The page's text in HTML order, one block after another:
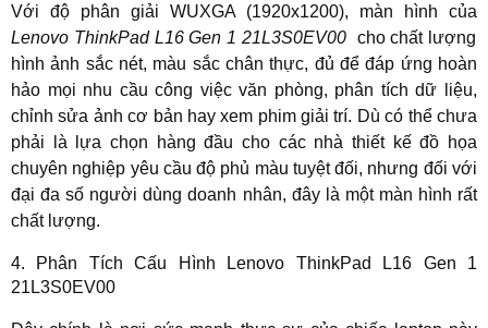
Với độ phân giải WUXGA (1920x1200), màn hình của
Lenovo ThinkPad L16 Gen 1 21L3S0EV00 cho chất lượng
hình ảnh sắc nét, màu sắc chân thực, đủ để đáp ứng hoàn
hảo mọi nhu cầu công việc văn phòng, phân tích dữ liệu,
chỉnh sửa ảnh cơ bản hay xem phim giải trí. Dù có thể chưa
phải là lựa chọn hàng đầu cho các nhà thiết kế đồ họa
chuyên nghiệp yêu cầu độ phủ màu tuyệt đối, nhưng đối với
đại đa số người dùng doanh nhân, đây là một màn hình rất
chất lượng.
4. Phân Tích Cấu Hình Lenovo ThinkPad L16 Gen 1
21L3S0EV00